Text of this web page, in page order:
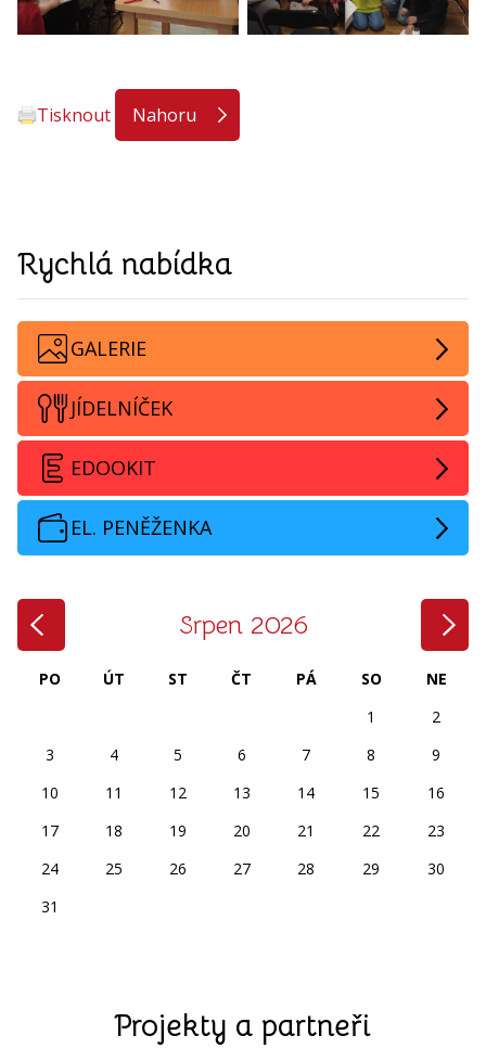
Tisknout Nahoru
Rychlá nabídka
GALERIE
JÍDELNÍČEK
EDOOKIT
EL. PENĚŽENKA
Srpen 2026
PO ÚT ST ČT PÁ SO
NE
1
2
3
4 5 6 7 8
9
10
11 12 13 14 15
16
17
18 19 20 21 22
23
24
25 26 27 28 29
30
31
Projekty a partneři